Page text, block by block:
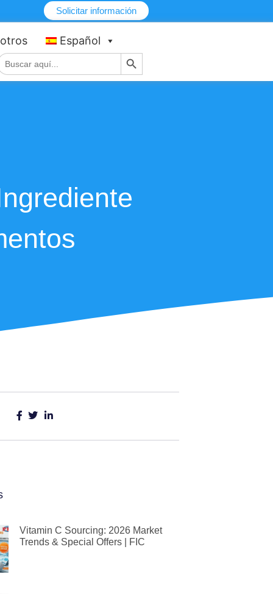
Solicitar información
Español
Botón de búsqueda
Vitamin C Sourcing: 2026 Market
Trends & Special Offers | FIC